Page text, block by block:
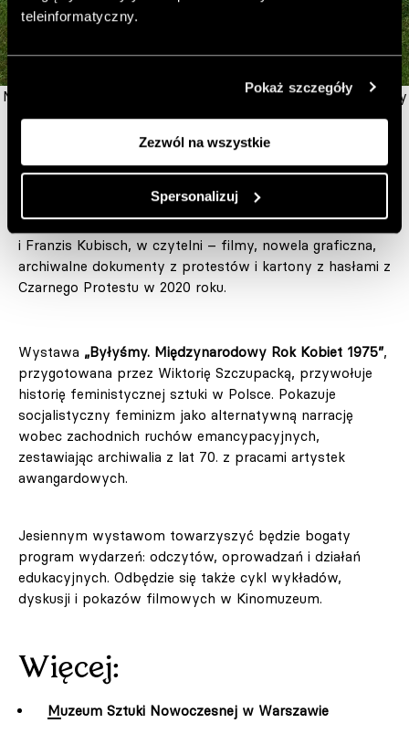
teleinformatyczny.
Pokaż szczegóły
Zezwól na wszystkie
Spersonalizuj
Miasto kobiet. Rachel Fallon, Fartuch solidarności I (bliźniaczy
z Irlandią)
wystawa o prawach reprodukcyjnych. W przestrzeni
muzeum prezentowane będą prace m.in. Carmen Winant
i Franzis Kubisch, w czytelni – filmy, nowela graficzna,
archiwalne dokumenty z protestów i kartony z hasłami z
Czarnego Protestu w 2020 roku.
Wystawa „Byłyśmy. Międzynarodowy Rok Kobiet 1975”,
przygotowana przez Wiktorię Szczupacką, przywołuje
historię feministycznej sztuki w Polsce. Pokazuje
socjalistyczny feminizm jako alternatywną narrację
wobec zachodnich ruchów emancypacyjnych,
zestawiając archiwalia z lat 70. z pracami artystek
awangardowych.
Jesiennym wystawom towarzyszyć będzie bogaty
program wydarzeń: odczytów, oprowadzań i działań
edukacyjnych. Odbędzie się także cykl wykładów,
dyskusji i pokazów filmowych w Kinomuzeum.
Więcej:
Muzeum Sztuki Nowoczesnej w Warszawie